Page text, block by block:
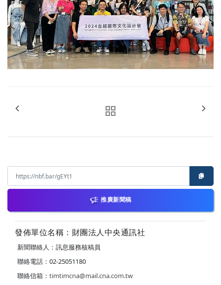
推廣新聞稿
發佈單位名稱：財團法人中央通訊社
新聞聯絡人：訊息服務核稿員
聯絡電話：02-25051180
聯絡信箱： timtimcna@mail.cna.com.tw